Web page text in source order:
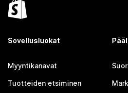
Sovellusluokat
Myyntikanavat
Tuotteiden etsiminen